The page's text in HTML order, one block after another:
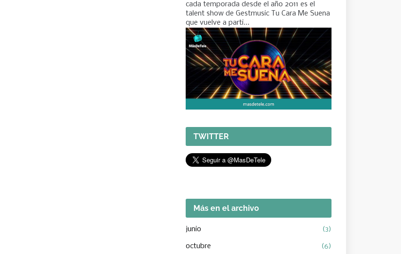
cada temporada desde el año 2011 es el
talent show de Gestmusic Tu Cara Me Suena
que vuelve a parti...
TWITTER
Más en el archivo
junio (3)
octubre (6)